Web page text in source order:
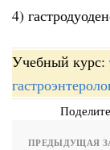
4)
Учебный курс:
ПРЕДЫДУЩАЯ